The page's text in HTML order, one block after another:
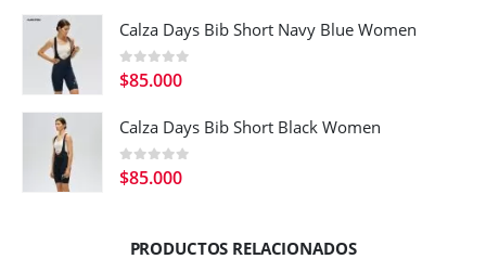
Calza Days Bib Short Navy Blue Women
0out of 5
$85.000
Calza Days Bib Short Black Women
0out of 5
$85.000
PRODUCTOS RELACIONADOS